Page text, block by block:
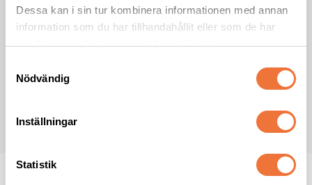
Dessa kan i sin tur kombinera informationen med annan
information som du har tillhandahållit eller som de har
samlat in när du har använt deras tjänster.
Nödvändig
Inställningar
Statistik
Efternamn
Jag samtycker till att ta emot nyhetsbrev från 4Dogs i enlighet med
integritetspolicyn